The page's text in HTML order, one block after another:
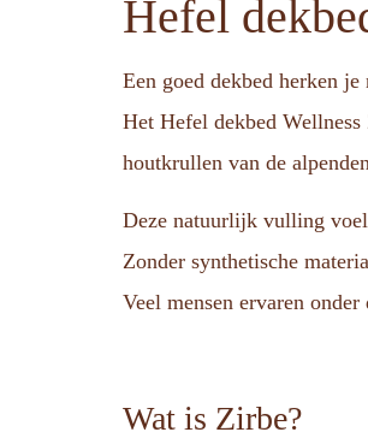
Hefel
Een goed dekbed herken
Het Hefel dekbed
houtkrullen van de
Deze natuurlijk vulling
Zonder synthetische
Veel mensen ervaren
Wat is Zirbe?